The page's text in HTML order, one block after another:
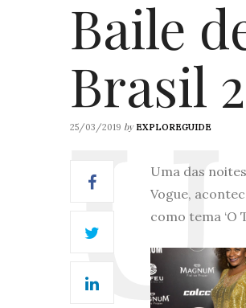
Baile
Brasil
25/03/2019 by EXPLOREGUIDE
Uma das
Vogue,
como tema ‘O